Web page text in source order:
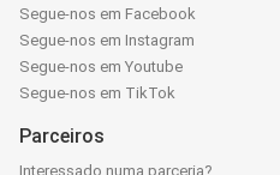
Segue-nos em Facebook
Segue-nos em Instagram
Segue-nos em Youtube
Segue-nos em TikTok
Parceiros
Interessado numa parceria?